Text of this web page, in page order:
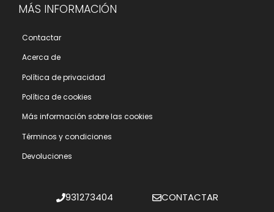
MÁS INFORMACIÓN
Contactar
Acerca de
Polí­tica de privacidad
Polí­tica de cookies
Más información sobre las cookies
Términos y condiciones
Devoluciones
931273404 CONTACTAR